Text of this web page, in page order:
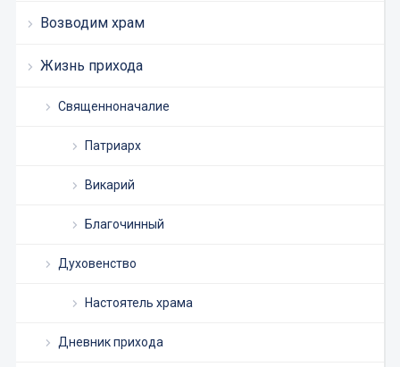
Возводим храм
Жизнь прихода
Священноначалие
Патриарх
Викарий
Благочинный
Духовенство
Настоятель храма
Дневник прихода